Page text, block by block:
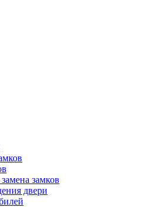
замков
двери